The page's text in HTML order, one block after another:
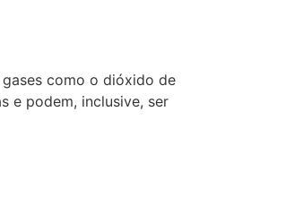
como o dióxido de
e podem, inclusive, ser